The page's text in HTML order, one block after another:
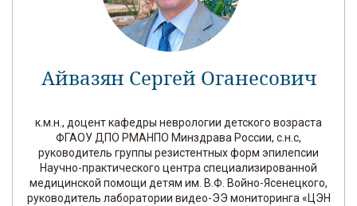
Айвазян Сергей Оганесович
к.м.н., доцент кафедры неврологии детского возраста
ФГАОУ ДПО РМАНПО Минздрава России, с.н.с,
руководитель группы резистентных форм эпилепсии
Научно-практического центра специализированной
медицинской помощи детям им. В.Ф. Войно-Ясенецкого,
руководитель лаборатории видео-ЭЭ мониторинга «ЦЭН